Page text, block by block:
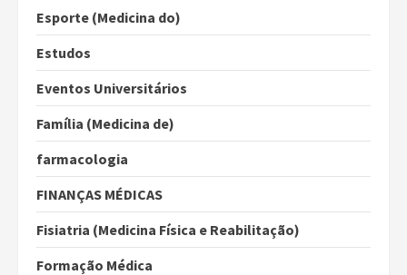
Esporte (Medicina do)
Estudos
Eventos Universitários
Família (Medicina de)
farmacologia
FINANÇAS MÉDICAS
Fisiatria (Medicina Física e Reabilitação)
Formação Médica